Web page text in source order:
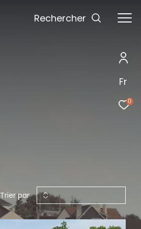
Fr
0
Rechercher
Trier par